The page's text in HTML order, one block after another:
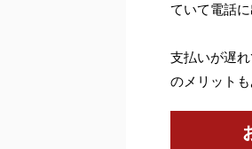
ていて電話
支払いが遅
のメリット